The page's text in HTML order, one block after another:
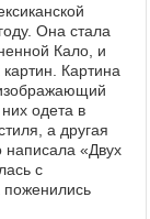
Она стала
Кало, и
Картина
одета в
а другая
«Двух
с
поженились